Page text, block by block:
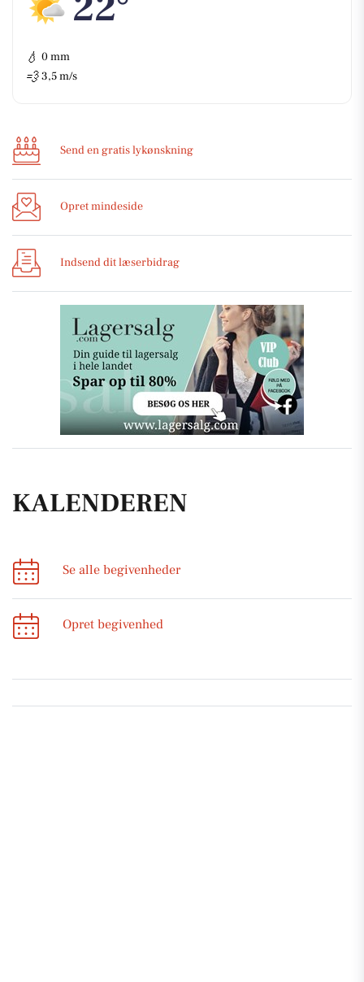
💧 0 mm
💨 3,5 m/s
Send en gratis lykønskning
Opret mindeside
Indsend dit læserbidrag
KALENDEREN
Se alle begivenheder
Opret begivenhed